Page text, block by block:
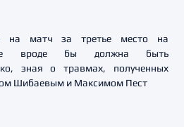
на матч за третье место на
вроде бы должна быть
зная о травмах, полученных
Шибаевым и Максимом Пест